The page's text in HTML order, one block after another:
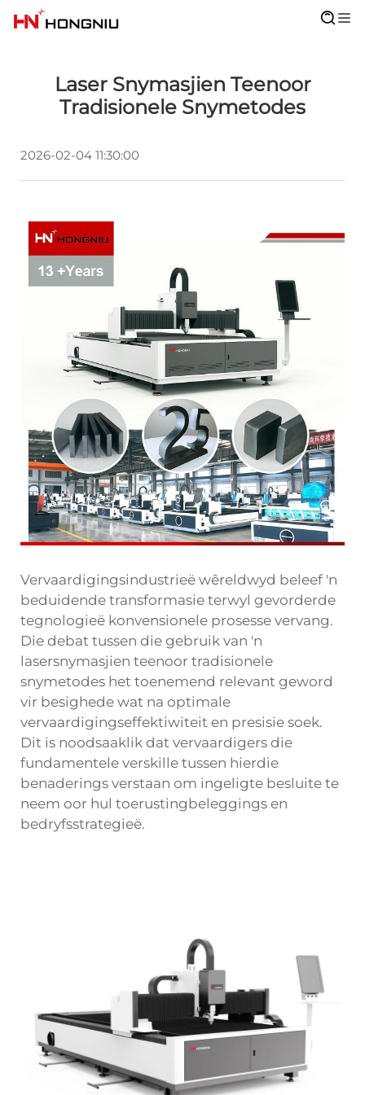
Laser Snymasjien Teenoor
Tradisionele Snymetodes
2026-02-04 11:30:00
Vervaardigingsindustrieë wêreldwyd beleef 'n
beduidende transformasie terwyl gevorderde
tegnologieë konvensionele prosesse vervang.
Die debat tussen die gebruik van 'n
lasersnymasjien teenoor tradisionele
snymetodes het toenemend relevant geword
vir besighede wat na optimale
vervaardigingseffektiwiteit en presisie soek.
Dit is noodsaaklik dat vervaardigers die
fundamentele verskille tussen hierdie
benaderings verstaan om ingeligte besluite te
neem oor hul toerustingbeleggings en
bedryfsstrategieë.